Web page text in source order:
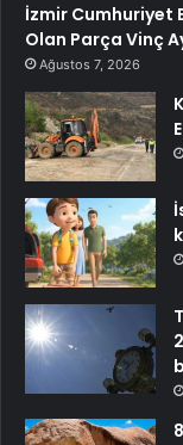
İzmir Cumhuriyet
Olan Parça Vinç
Ağustos 7, 2026